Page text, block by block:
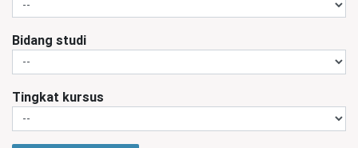
Bidang studi
Tingkat kursus